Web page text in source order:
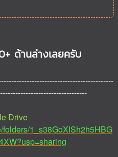
ด้านล่างเลยครับ
Drive
1_s38GoXISh2h5HBG